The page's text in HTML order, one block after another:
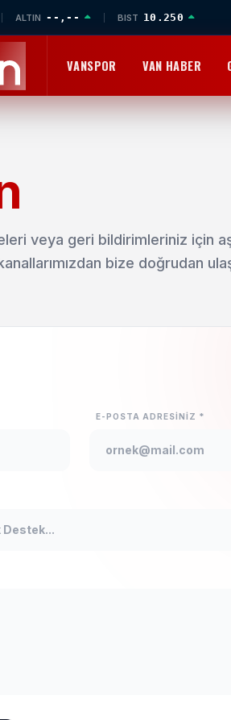
ALTIN --,-- BIST 10.250
VANSPOR VAN HABER
veya geri bildirimleriniz için
bize doğrudan
E-POSTA ADRESINIZ *